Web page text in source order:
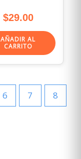
$29.00
AÑADIR AL
CARRITO
6 7 8